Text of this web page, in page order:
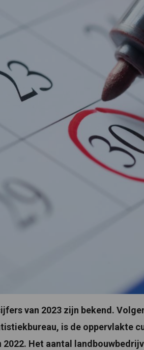
van 2023 zijn bekend.
is de oppervlakte
Het aantal